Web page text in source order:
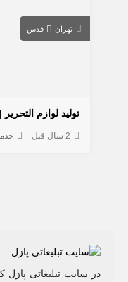
تهران قدس
تولید لوازم التحریر
2 سال قبل
در سایت تبلیغاتی پازل